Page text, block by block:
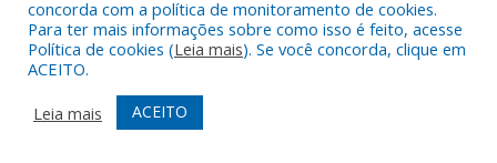
JUN 21
ATA DA 13ª SESSÃO ORDINÁRIA, DE 21 DE
JUNHO DE 2021
concorda com a política de monitoramento de cookies.
Para ter mais informações sobre como isso é feito, acesse
Política de cookies (Leia mais). Se você concorda, clique em
ACEITO.
Leia mais
ACEITO